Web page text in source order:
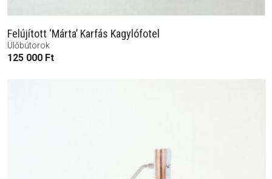
Felújított ‘Márta’ Karfás Kagylófotel
Ülőbútorok
125 000 Ft